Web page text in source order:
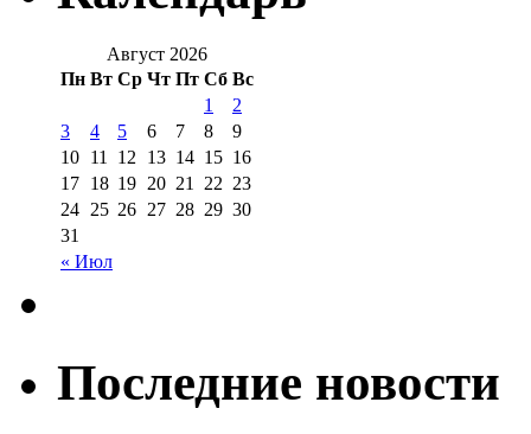
Август 2026
Пн Вт Ср Чт Пт Сб Вс
« Июл
1
2
3
4 5 6 7 8
9
10 11 12 13 14 15 16
17 18 19 20 21 22 23
24 25 26 27 28 29 30
31
Последние новости